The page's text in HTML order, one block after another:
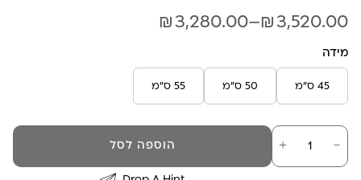
₪3,280.00–₪3,520.00
טווח
מחירים:
עד
מידה
45 ס"מ 50 ס"מ 55 ס"מ
－
כמות
של
שרשרת
＋ הוספה לסל